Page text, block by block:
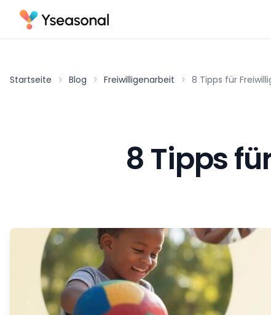
Startseite Blog Freiwilligenarbeit 8 Tipps für
8 Tipps